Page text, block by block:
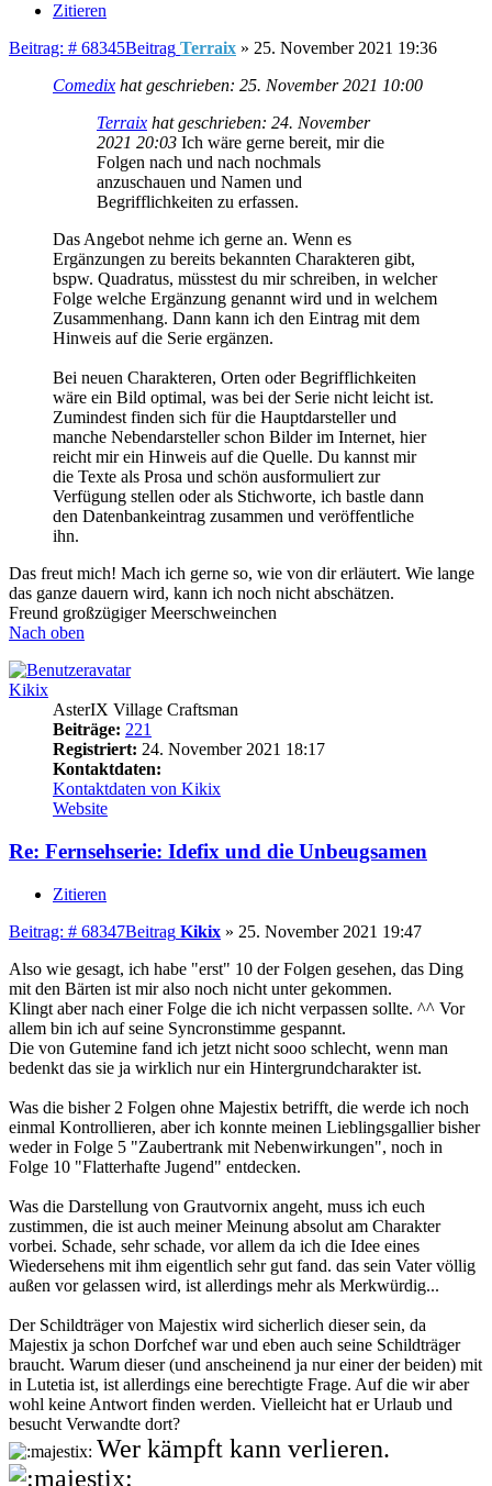
Zitieren
Beitrag: # 68345Beitrag Terraix » 25. November 2021 19:36
Comedix hat geschrieben: 25. November 2021 10:00
Terraix hat geschrieben: 24. November
2021 20:03 Ich wäre gerne bereit, mir die
Folgen nach und nach nochmals
anzuschauen und Namen und
Begrifflichkeiten zu erfassen.
Das Angebot nehme ich gerne an. Wenn es
Ergänzungen zu bereits bekannten Charakteren gibt,
bspw. Quadratus, müsstest du mir schreiben, in welcher
Folge welche Ergänzung genannt wird und in welchem
Zusammenhang. Dann kann ich den Eintrag mit dem
Hinweis auf die Serie ergänzen.
Bei neuen Charakteren, Orten oder Begrifflichkeiten
wäre ein Bild optimal, was bei der Serie nicht leicht ist.
Zumindest finden sich für die Hauptdarsteller und
manche Nebendarsteller schon Bilder im Internet, hier
reicht mir ein Hinweis auf die Quelle. Du kannst mir
die Texte als Prosa und schön ausformuliert zur
Verfügung stellen oder als Stichworte, ich bastle dann
den Datenbankeintrag zusammen und veröffentliche
ihn.
Das freut mich! Mach ich gerne so, wie von dir erläutert. Wie lange
das ganze dauern wird, kann ich noch nicht abschätzen.
Freund großzügiger Meerschweinchen
Nach oben
Kikix
AsterIX Village Craftsman
Beiträge: 221
Registriert: 24. November 2021 18:17
Kontaktdaten:
Kontaktdaten von Kikix
Website
Re: Fernsehserie: Idefix und die Unbeugsamen
Zitieren
Beitrag: # 68347Beitrag Kikix » 25. November 2021 19:47
Also wie gesagt, ich habe "erst" 10 der Folgen gesehen, das Ding
mit den Bärten ist mir also noch nicht unter gekommen.
Klingt aber nach einer Folge die ich nicht verpassen sollte. ^^ Vor
allem bin ich auf seine Syncronstimme gespannt.
Die von Gutemine fand ich jetzt nicht sooo schlecht, wenn man
bedenkt das sie ja wirklich nur ein Hintergrundcharakter ist.
Was die bisher 2 Folgen ohne Majestix betrifft, die werde ich noch
einmal Kontrollieren, aber ich konnte meinen Lieblingsgallier bisher
weder in Folge 5 "Zaubertrank mit Nebenwirkungen", noch in
Folge 10 "Flatterhafte Jugend" entdecken.
Was die Darstellung von Grautvornix angeht, muss ich euch
zustimmen, die ist auch meiner Meinung absolut am Charakter
vorbei. Schade, sehr schade, vor allem da ich die Idee eines
Wiedersehens mit ihm eigentlich sehr gut fand. das sein Vater völlig
außen vor gelassen wird, ist allerdings mehr als Merkwürdig...
Der Schildträger von Majestix wird sicherlich dieser sein, da
Majestix ja schon Dorfchef war und eben auch seine Schildträger
braucht. Warum dieser (und anscheinend ja nur einer der beiden) mit
in Lutetia ist, ist allerdings eine berechtigte Frage. Auf die wir aber
wohl keine Antwort finden werden. Vielleicht hat er Urlaub und
besucht Verwandte dort?
Wer kämpft kann verlieren.